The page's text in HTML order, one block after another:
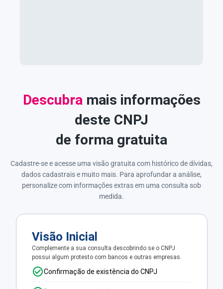
Descubra mais informações
deste CNPJ
de forma gratuita
Cadastre-se e acesse uma visão gratuita com histórico de dívidas,
dados cadastrais e muito mais. Para aprofundar a análise,
personalize com informações extras em uma consulta sob
medida.
Visão Inicial
Complemente a sua consulta descobrindo se o CNPJ
possui algum protesto com bancos e outras empresas.
Confirmação de existência do CNPJ